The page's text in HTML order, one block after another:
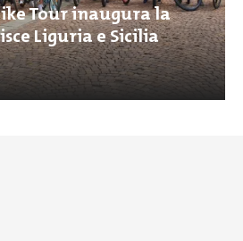
Tour inaugura la
Liguria e Sicilia